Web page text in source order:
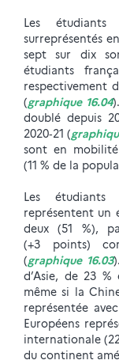
Les
surreprésentés
sept sur dix
étudiants
respectivement
(graphique 16.04
doublé depuis
2020‑21 (
sont en mobilité
(11 % de la
Les étudiants
représentent un
deux (51 %),
(+3 points)
(graphique 16.03
d’Asie, de 23
même si la
représentée
Européens
internationale
du continent